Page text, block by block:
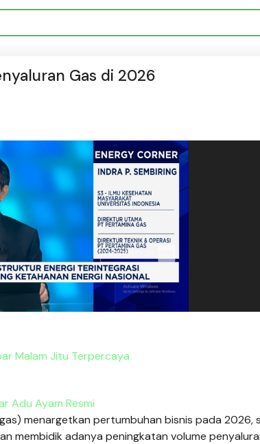
Gas di 2026
Malam Jitu Terpercaya
Adu Ayam Resmi
menargetkan pertumbuhan bisnis pada 2026,
membidik adanya peningkatan volume